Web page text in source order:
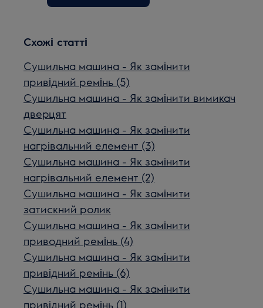
Схожі статті
Сушильна машина - Як замінити
привідний ремінь (5)
Сушильна машина - Як замінити вимикач
дверцят
Сушильна машина - Як замінити
нагрівальний елемент (3)
Сушильна машина - Як замінити
нагрівальний елемент (2)
Сушильна машина - Як замінити
затискний ролик
Сушильна машина - Як замінити
приводний ремінь (4)
Сушильна машина - Як замінити
привідний ремінь (6)
Сушильна машина - Як замінити
привідний ремінь (1)